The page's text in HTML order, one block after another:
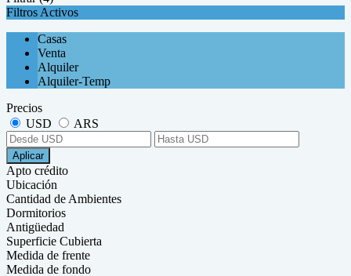
Filtros Activos
Casas
Venta
Alquiler
Alquiler-Temp
Precios
USD
ARS
Aplicar
Apto crédito
Ubicación
Cantidad de Ambientes
Dormitorios
Antigüedad
Superficie Cubierta
Medida de frente
Medida de fondo